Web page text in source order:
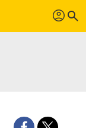
profil search